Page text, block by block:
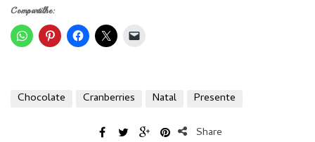
Compartilhe:
Chocolate Cranberries Natal Presente
Share